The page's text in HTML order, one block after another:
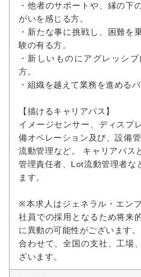
・他者のサポートや、縁の下
がいを感じる方。
・新たな事に挑戦し、困難を
験の有る方。
・新しいものにアグレッシ
方。
・組織を越えて業務を進める
【描けるキャリアパス】
イメージセンサー、ディスプ
備オペレーション及び、設備
流動管理など。 キャリアパス
管理責任者、Lot流動管理者な
ます。
※本求人はジェネラル・エン
社員での採用となるため将来
に異動の可能性がございます。
合わせて、全国の支社、工場
ざいます。